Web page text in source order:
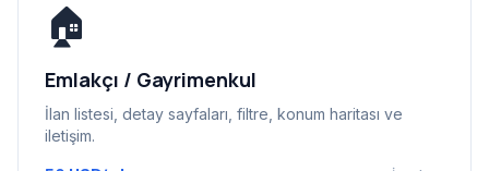
🏠
Emlakçı / Gayrimenkul
İlan listesi, detay sayfaları, filtre, konum haritası ve
iletişim.